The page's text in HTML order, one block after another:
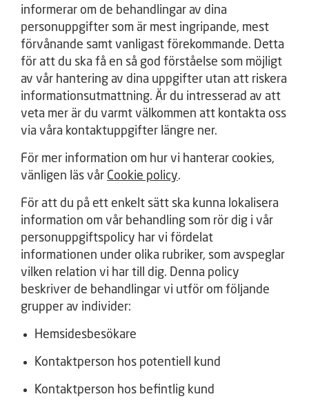
informerar om de behandlingar av dina
personuppgifter som är mest ingripande, mest
förvånande samt vanligast förekommande. Detta
för att du ska få en så god förståelse som möjligt
av vår hantering av dina uppgifter utan att riskera
informationsutmattning. Är du intresserad av att
veta mer är du varmt välkommen att kontakta oss
via våra kontaktuppgifter längre ner.
För mer information om hur vi hanterar cookies,
vänligen läs vår Cookie policy.
För att du på ett enkelt sätt ska kunna lokalisera
information om vår behandling som rör dig i vår
personuppgiftspolicy har vi fördelat
informationen under olika rubriker, som avspeglar
vilken relation vi har till dig. Denna policy
beskriver de behandlingar vi utför om följande
grupper av individer:
Hemsidesbesökare
Kontaktperson hos potentiell kund
Kontaktperson hos befintlig kund